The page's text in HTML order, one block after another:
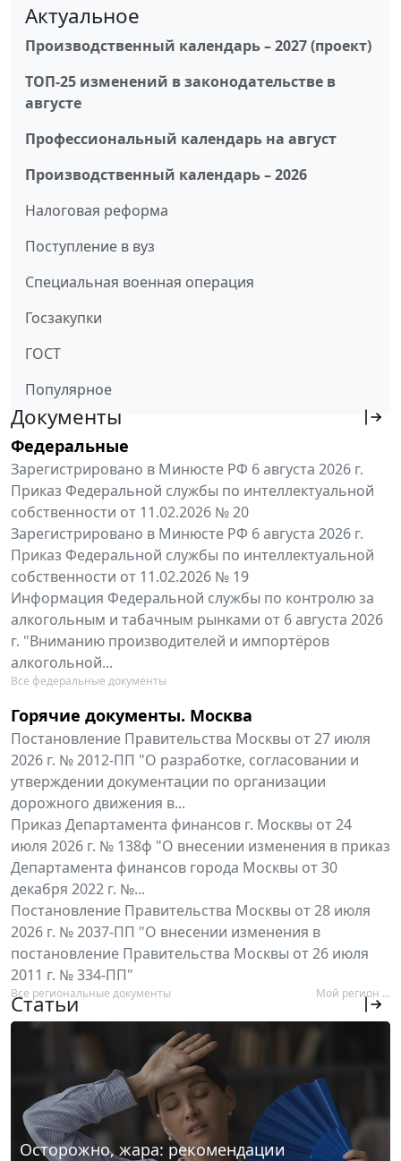
Актуальное
Производственный календарь – 2027 (проект)
ТОП-25 изменений в законодательстве в
августе
Профессиональный календарь на август
Производственный календарь – 2026
Налоговая реформа
Поступление в вуз
Специальная военная операция
Госзакупки
ГОСТ
Популярное
Документы
Федеральные
Зарегистрировано в Минюсте РФ 6 августа 2026 г.
Приказ Федеральной службы по интеллектуальной
собственности от 11.02.2026 № 20
Зарегистрировано в Минюсте РФ 6 августа 2026 г.
Приказ Федеральной службы по интеллектуальной
собственности от 11.02.2026 № 19
Информация Федеральной службы по контролю за
алкогольным и табачным рынками от 6 августа 2026
г. "Вниманию производителей и импортёров
алкогольной...
Все федеральные документы
Горячие документы. Москва
Постановление Правительства Москвы от 27 июля
2026 г. № 2012-ПП "О разработке, согласовании и
утверждении документации по организации
дорожного движения в...
Приказ Департамента финансов г. Москвы от 24
июля 2026 г. № 138ф "О внесении изменения в приказ
Департамента финансов города Москвы от 30
декабря 2022 г. №...
Постановление Правительства Москвы от 28 июля
2026 г. № 2037-ПП "О внесении изменения в
постановление Правительства Москвы от 26 июля
2011 г. № 334-ПП"
Все региональные документы Мой регион ...
Статьи
Осторожно, жара: рекомендации